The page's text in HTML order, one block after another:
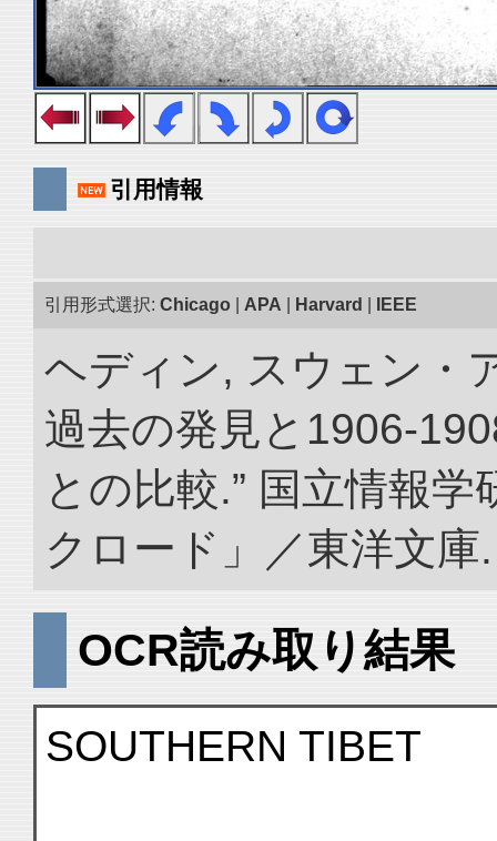
引用情報
引用形式選択: Chicago APA Harvard IEEE
ヘディン, スウェン・
過去の発見と1906-
との比較.” 国立情報
クロード」／東洋文
OCR読み取り結果
SOUTHERN TIBET